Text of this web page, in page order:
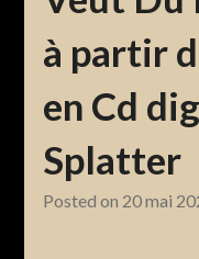
à partir
en Cd
Splatter
Posted on 20 mai